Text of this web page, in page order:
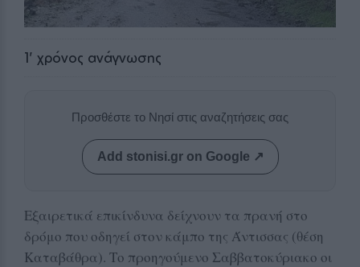
1' χρόνος ανάγνωσης
Προσθέστε το Νησί στις αναζητήσεις σας
Add stonisi.gr on Google ↗
Εξαιρετικά επικίνδυνα δείχνουν τα πρανή στο
δρόμο που οδηγεί στον κάμπο της Άντισσας (θέση
Καταβάθρα). Το προηγούμενο Σαββατοκύριακο οι